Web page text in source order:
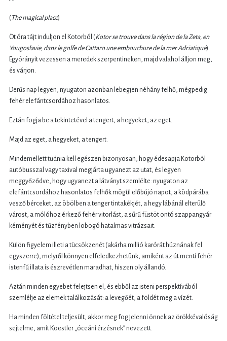
(The magical place)
Öt óra tájt induljon el Kotorból (Kotor se trouve dans la région de la Zeta, en
Yougoslavie, dans le golfe de Cattaro une embouchure de la mer Adriatique).
Egyórányit vezessen a meredek szerpentineken, majd valahol álljon meg,
és várjon.
Derűs nap legyen, nyugaton azonban lebegjen néhány felhő, mégpedig
fehér elefántcsordához hasonlatos.
Eztán fogja be a tekintetével a tengert, a hegyeket, az eget.
Majd az eget, a hegyeket, a tengert.
Mindemellett tudnia kell egészen bizonyosan, hogy édesapja Kotorból
autóbusszal vagy taxival megjárta ugyanezt az utat, és legyen
meggyőződve, hogy ugyanezt a látványt szemlélte: nyugaton az
elefántcsordához hasonlatos felhők mögül előbújó napot, a ködpárába
vesző bérceket, az öbölben a tenger tintakékjét, a hegy lábánál elterülő
várost, a mólóhoz érkező fehér vitorlást, a sűrű füstöt ontó szappangyár
kéményét és tűzfényben lobogó hatalmas vitrázsait.
Külön figyelem illeti a tücsökzenét (akárha millió karórát húznának fel
egyszerre), melyről könnyen elfeledkezhetünk, amiként az út menti fehér
istenfű illata is észrevétlen maradhat, hiszen oly állandó.
Aztán minden egyebet felejtsen el, és ebből az isteni perspektívából
szemlélje az elemek találkozását: a levegőét, a földét meg a vízét.
Ha minden föltétel teljesült, akkor meg fog jelenni önnek az örökkévalóság
sejtelme, amit Koestler „óceáni érzésnek” nevezett.